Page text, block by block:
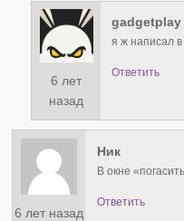
6 лет
назад
gadgetplay
я ж написал
Ответить
6 лет назад
Ник
В окне
Ответить